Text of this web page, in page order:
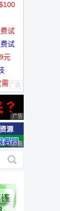
试
试
元
需
广告 商业广告，理
广告 商业广告，理